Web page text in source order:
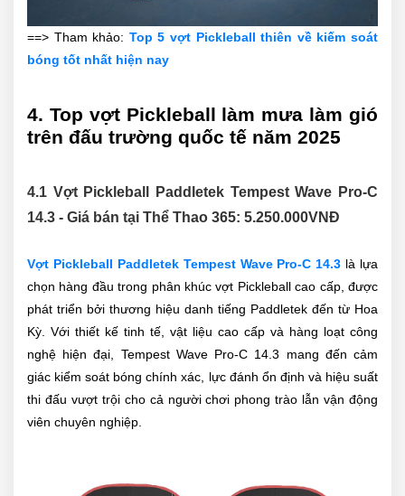
==> Tham khảo: Top 5 vợt Pickleball thiên về kiếm soát
bóng tốt nhất hiện nay
4. Top vợt Pickleball làm mưa làm gió
trên đấu trường quốc tế năm 2025
4.1 Vợt Pickleball Paddletek Tempest Wave Pro-C
14.3 - Giá bán tại Thể Thao 365: 5.250.000VNĐ
Vợt Pickleball Paddletek Tempest Wave Pro-C 14.3 là lựa
chọn hàng đầu trong phân khúc vợt Pickleball cao cấp, được
phát triển bởi thương hiệu danh tiếng Paddletek đến từ Hoa
Kỳ. Với thiết kế tinh tế, vật liệu cao cấp và hàng loạt công
nghệ hiện đại, Tempest Wave Pro-C 14.3 mang đến cảm
giác kiểm soát bóng chính xác, lực đánh ổn định và hiệu suất
thi đấu vượt trội cho cả người chơi phong trào lẫn vận động
viên chuyên nghiệp.